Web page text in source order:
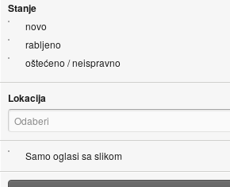
Stanje
novo
rabljeno
oštećeno / neispravno
Lokacija
Odaberi
Samo oglasi sa slikom